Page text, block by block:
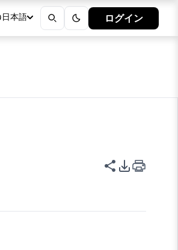
日本語 ログイン
このページ
PDFエク